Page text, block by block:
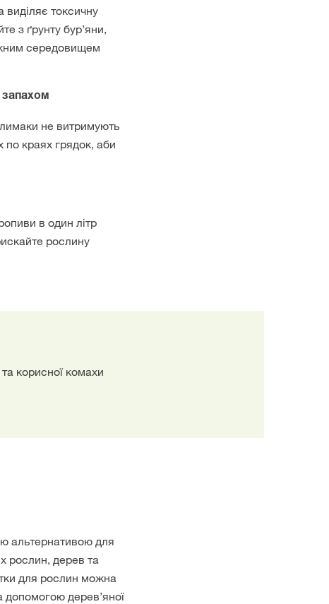
токсичну
з ґрунту бур’яни,
середовищем
запахом
не витримують
по краях грядок, аби
в один літр
рослину
корисної комахи
альтернативою для
рослин, дерев та
для рослин можна
допомогою дерев’яної